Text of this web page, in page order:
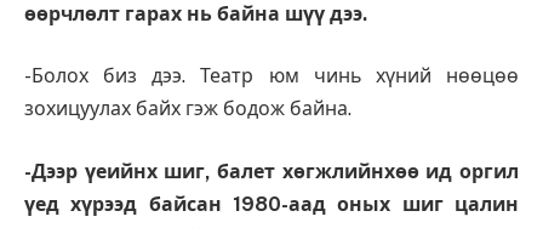
өөрчлөлт гарах нь байна шүү дээ.
-Болох биз дээ. Театр юм чинь хүний нөөцөө
зохицуулах байх гэж бодож байна.
-Дээр үеийнх шиг, балет хөгжлийнхөө ид оргил
үед хүрээд байсан 1980-аад оных шиг цалин